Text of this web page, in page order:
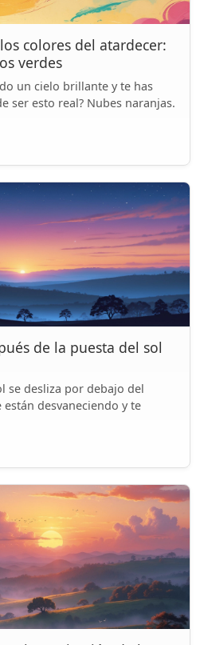
colores del atardecer:
verdes
un cielo brillante y te has
ser esto real? Nubes naranjas.
de la puesta del sol
se desliza por debajo del
desvaneciendo y te